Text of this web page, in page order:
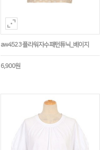
aw4523 플라워자수패턴튜닉_베이지
6,900원